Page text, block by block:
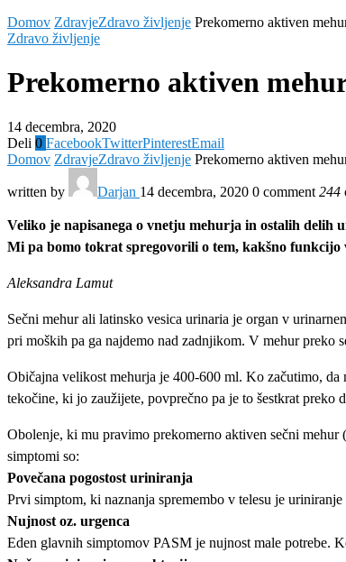
Domov ZdravjeZdravo življenje Prekomerno aktiven
Zdravo življenje
Prekomerno aktiven
14 decembra, 2020
Deli 0 FacebookTwitterPinterestEmail
Domov ZdravjeZdravo življenje Prekomerno aktiven
written by Darjan 14 decembra, 2020 0 comment 244
Veliko je napisanega o vnetju mehurja in ostalih delih
Mi pa bomo tokrat spregovorili o tem, kakšno
Aleksandra Lamut
Sečni mehur ali latinsko vesica urinaria je organ v
pri moških pa ga najdemo nad zadnjikom. V mehur preko
Običajna velikost mehurja je 400-600 ml. Ko začutimo,
tekočine, ki jo zaužijete, povprečno pa je to šestkrat preko
Obolenje, ki mu pravimo prekomerno aktiven sečni
simptomi so:
Povečana pogostost uriniranja
Prvi simptom, ki naznanja spremembo v telesu je
Nujnost oz. urgenca
Eden glavnih simptomov PASM je nujnost male potrebe.